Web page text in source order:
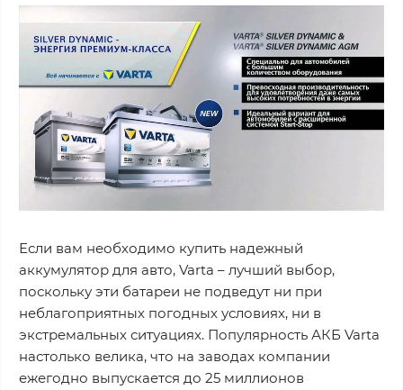
Если вам необходимо купить надежный
аккумулятор для авто, Varta – лучший выбор,
поскольку эти батареи не подведут ни при
неблагоприятных погодных условиях, ни в
экстремальных ситуациях. Популярность АКБ Varta
настолько велика, что на заводах компании
ежегодно выпускается до 25 миллионов